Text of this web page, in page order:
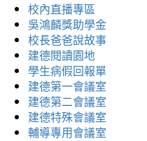
校內直播專區
吳鴻麟獎助學金
校長爸爸說故事
建德閱讀園地
學生病假回報單
建德第一會議室
建德第二會議室
建德特殊會議室
輔導專用會議室